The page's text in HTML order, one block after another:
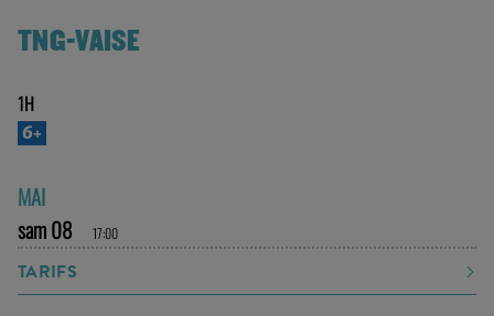
TNG-VAISE
1H
6+
MAI
sam 08
17:00
TARIFS